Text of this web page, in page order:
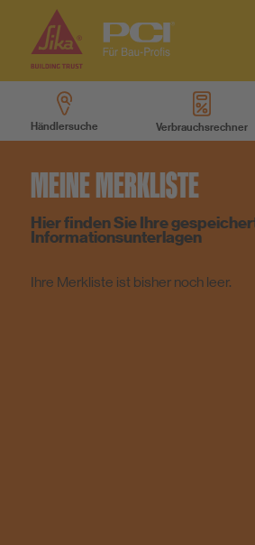
Produkte
Produktsysteme
Type 2 or
more
characters
Händlersuche Verbrauchsrechner
Kontakt
MEINE MERKLISTE
Hier finden Sie Ihre
Informationsunterlagen
Ihre Merkliste ist bisher noch leer.